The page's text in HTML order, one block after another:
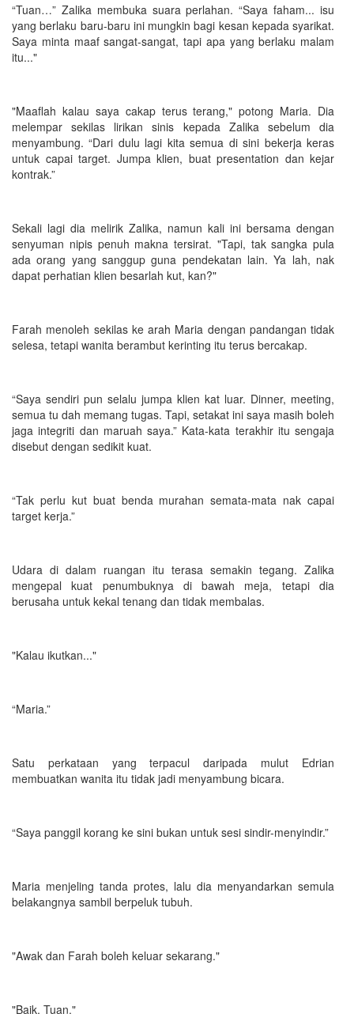
“Tuan…” Zalika membuka suara perlahan. “Saya faham... isu
yang berlaku baru-baru ini mungkin bagi kesan kepada syarikat.
Saya minta maaf sangat-sangat, tapi apa yang berlaku malam
itu..."
"Maaflah kalau saya cakap terus terang," potong Maria. Dia
melempar sekilas lirikan sinis kepada Zalika sebelum dia
menyambung. “Dari dulu lagi kita semua di sini bekerja keras
untuk capai target. Jumpa klien, buat presentation dan kejar
kontrak.”
Sekali lagi dia melirik Zalika, namun kali ini bersama dengan
senyuman nipis penuh makna tersirat. "Tapi, tak sangka pula
ada orang yang sanggup guna pendekatan lain. Ya lah, nak
dapat perhatian klien besarlah kut, kan?"
Farah menoleh sekilas ke arah Maria dengan pandangan tidak
selesa, tetapi wanita berambut kerinting itu terus bercakap.
“Saya sendiri pun selalu jumpa klien kat luar. Dinner, meeting,
semua tu dah memang tugas. Tapi, setakat ini saya masih boleh
jaga integriti dan maruah saya.” Kata-kata terakhir itu sengaja
disebut dengan sedikit kuat.
“Tak perlu kut buat benda murahan semata-mata nak capai
target kerja.”
Udara di dalam ruangan itu terasa semakin tegang. Zalika
mengepal kuat penumbuknya di bawah meja, tetapi dia
berusaha untuk kekal tenang dan tidak membalas.
"Kalau ikutkan..."
“Maria.”
Satu perkataan yang terpacul daripada mulut Edrian
membuatkan wanita itu tidak jadi menyambung bicara.
“Saya panggil korang ke sini bukan untuk sesi sindir-menyindir.”
Maria menjeling tanda protes, lalu dia menyandarkan semula
belakangnya sambil berpeluk tubuh.
"Awak dan Farah boleh keluar sekarang."
"Baik, Tuan."